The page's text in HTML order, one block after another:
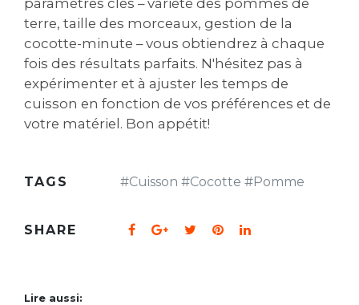
paramètres clés – variété des pommes de
terre, taille des morceaux, gestion de la
cocotte-minute – vous obtiendrez à chaque
fois des résultats parfaits. N'hésitez pas à
expérimenter et à ajuster les temps de
cuisson en fonction de vos préférences et de
votre matériel. Bon appétit!
TAGS #Cuisson #Cocotte #Pomme
SHARE
Lire aussi: